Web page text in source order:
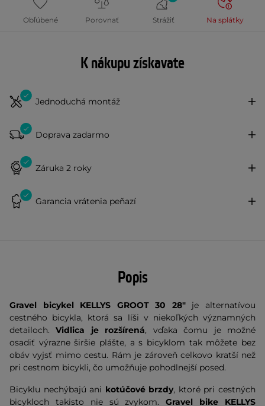
Obľúbené Porovnať Strážiť Na splátky
K nákupu získavate
Jednoduchá montáž
Doprava zadarmo
Záruka 2 roky
Garancia vrátenia peňazí
Popis
Gravel bicykel KELLYS GROOT 30 28" je alternatívou
cestného bicykla, ktorá sa líši v niekoľkých významných
detailoch.Vidlica je rozšírená, vďaka čomu je možné
osadiť výrazne širšie plášte, a s bicyklom tak môžete bez
obáv vyjsť mimo cestu. Rám je zároveň celkovo kratší než
pri cestnom bicykli, čo umožňuje pohodlnejší posed.
Bicyklu nechýbajú ani kotúčové brzdy, ktoré pri cestných
bicykloch takisto nie sú zvykom.Gravel bike KELLYS